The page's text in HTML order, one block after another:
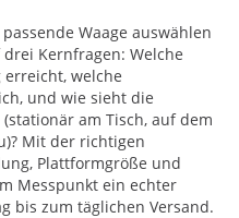
Waage auswählen
Kernfragen: Welche
welche
und wie sieht die
am Tisch, auf dem
Mit der richtigen
Plattformgröße und
Messpunkt ein echter
bis zum täglichen Versand.